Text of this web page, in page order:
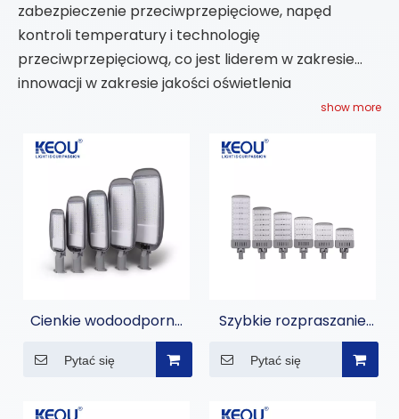
zabezpieczenie przeciwprzepięciowe, napęd
kontroli temperatury i technologię
przeciwprzepięciową, co jest liderem w zakresie
innowacji w zakresie jakości oświetlenia
show more
Cienkie wodoodporne
lampy uliczne LED IP66
Pytać się
Szybkie rozpraszanie
ciepła 100 W 150 W 200
W 250 W 300 W 400 W
Pytać się